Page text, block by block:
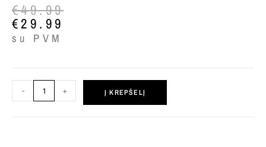
€49.99
€29.99
su PVM
- + Į KREPŠELĮ